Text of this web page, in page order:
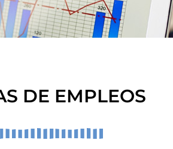
DE EMPLEOS